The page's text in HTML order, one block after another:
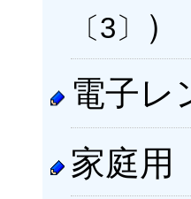
〔3〕
）
電子レ
家庭用